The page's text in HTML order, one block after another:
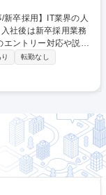
エントリー対応や説明
調整を行い、内定後
ーンシップの企画運
だきます。将来的には
を強化のための募集で
新卒採用担当を募集し
転勤なし